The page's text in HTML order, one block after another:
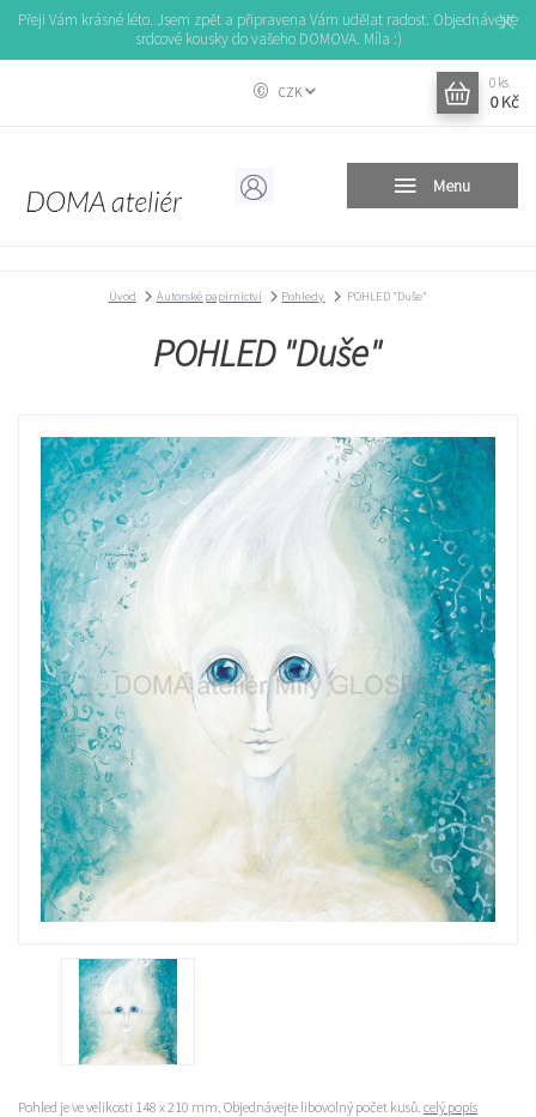
Přeji Vám krásné léto. Jsem zpět a připravena Vám udělat radost. Objednávejte
srdcové kousky do vašeho DOMOVA. Míla :)
Menu
CZK
0 ks
0 Kč
Úvod Autorské papírnictví Pohledy POHLED "Duše"
POHLED "Duše"
Pohled je ve velikosti 148 x 210 mm. Objednávejte libovolný počet kusů. celý popis